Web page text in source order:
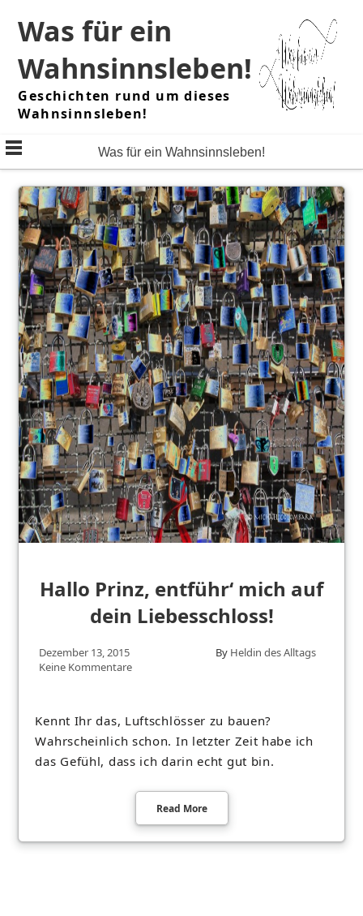
content
Was für ein
Wahnsinnsleben!
Geschichten rund um dieses
Wahnsinnsleben!
Was für ein Wahnsinnsleben!
Hallo Prinz, entführ‘ mich auf
dein Liebesschloss!
Dezember 13, 2015 By Heldin des Alltags
Keine Kommentare
Kennt Ihr das, Luftschlösser zu bauen?
Wahrscheinlich schon. In letzter Zeit habe ich
das Gefühl, dass ich darin echt gut bin.
Read More